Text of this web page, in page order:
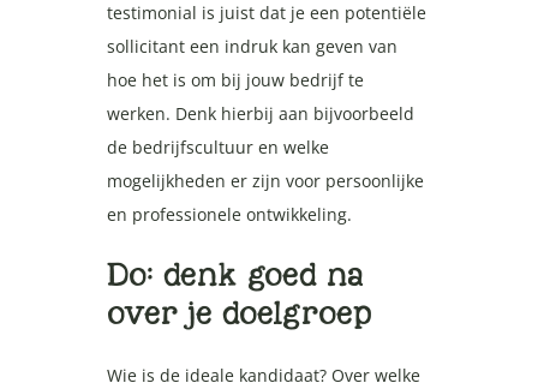
testimonial is juist dat je een potentiële
sollicitant een indruk kan geven van
hoe het is om bij jouw bedrijf te
werken. Denk hierbij aan bijvoorbeeld
de bedrijfscultuur en welke
mogelijkheden er zijn voor persoonlijke
en professionele ontwikkeling.
Do: denk goed na
over je doelgroep
Wie is de ideale kandidaat? Over welke